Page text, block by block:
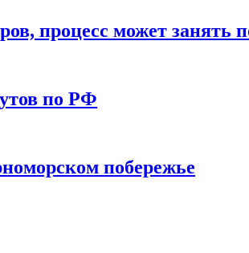
процесс может занять
по РФ
побережье